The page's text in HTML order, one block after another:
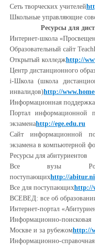
Сеть творческих учителей
Школьные управляющие
Ресурсы для
Интернет-школа
Образовательный сайт
Открытый колледжhttp://
Центр дистанционного
i-Школа (школа
инвалидов)http://
Информационная поддержка
Портал информационной
экзаменаhttp://ege.edu.ru
Сайт информационной
экзамена в компьютерной
Ресурсы для абитуриентов
Все вузы
поступающихhttp://
Все для поступающихhttp://
ВСЕВЕД: все об
Интернет-портал
Информационно-
Москве и за рубежомhttp://
Информационно-справочная